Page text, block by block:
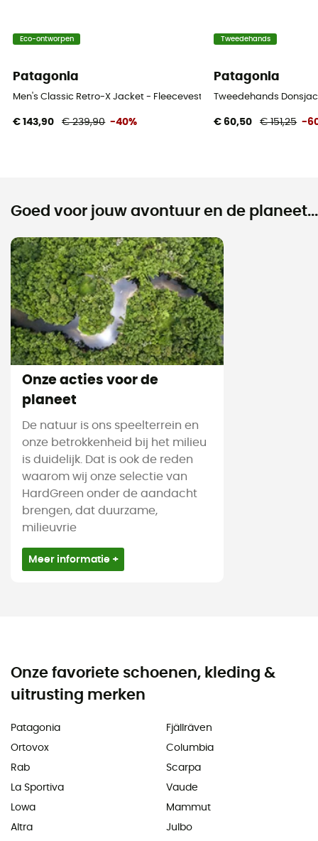
Eco-ontworpen
Patagonia
Men's Classic Retro-X Jacket - Fleecevest - Heren
€ 143,90 € 239,90 -40%
Tweedehands
Patagonia
Tweedehands
€ 60,50 € 151,25 -
Goed voor jouw avontuur en de planeet...
Onze acties voor de
planeet
De natuur is ons speelterrein en
onze betrokkenheid bij het milieu
is duidelijk. Dat is ook de reden
waarom wij onze selectie van
HardGreen onder de aandacht
brengen, dat duurzame,
milieuvrie
Meer informatie +
Onze favoriete schoenen, kleding &
uitrusting merken
Patagonia
Ortovox
Rab
La Sportiva
Lowa
Altra
Fjällräven
Columbia
Scarpa
Vaude
Mammut
Julbo